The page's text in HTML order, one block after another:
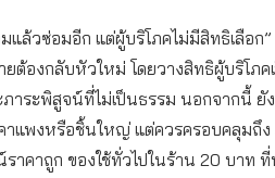
ล้วซ่อมอีก แต่ผู้บริโภคไม่มีสิทธิเลือก
ต้องกลับหัวใหม่ โดยวางสิทธิผู้บริโภค
าระพิสูจน์ที่ไม่เป็นธรรม นอกจากนี้ ยั
าแพงหรือชิ้นใหญ่ แต่ควรครอบคลุมถึง
าคาถูก ของใช้ทั่วไปในร้าน 20 บาท